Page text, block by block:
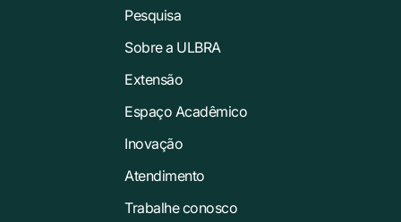
Pesquisa
Sobre a ULBRA
Extensão
Espaço Acadêmico
Inovação
Atendimento
Trabalhe conosco